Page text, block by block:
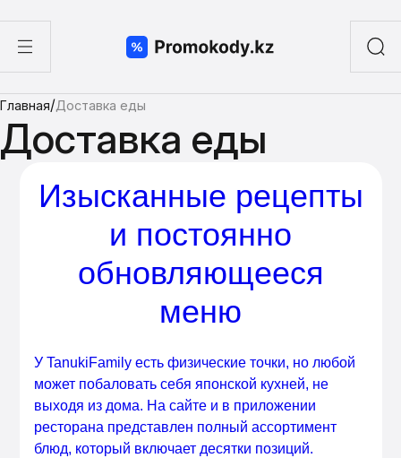
суши
Главная/Доставка еды
Доставка еды
Изысканные рецепты
и постоянно
обновляющееся
меню
У TanukiFamily есть физические точки, но любой
может побаловать себя японской кухней, не
выходя из дома. На сайте и в приложении
ресторана представлен полный ассортимент
блюд, который включает десятки позиций.